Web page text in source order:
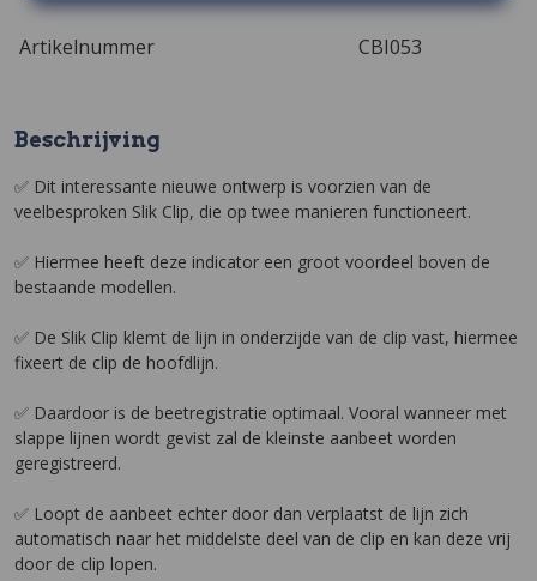
Artikelnummer CBI053
Beschrijving
✅ Dit interessante nieuwe ontwerp is voorzien van de
veelbesproken Slik Clip, die op twee manieren functioneert.
✅ Hiermee heeft deze indicator een groot voordeel boven de
bestaande modellen.
✅ De Slik Clip klemt de lijn in onderzijde van de clip vast, hiermee
fixeert de clip de hoofdlijn.
✅ Daardoor is de beetregistratie optimaal. Vooral wanneer met
slappe lijnen wordt gevist zal de kleinste aanbeet worden
geregistreerd.
✅ Loopt de aanbeet echter door dan verplaatst de lijn zich
automatisch naar het middelste deel van de clip en kan deze vrij
door de clip lopen.